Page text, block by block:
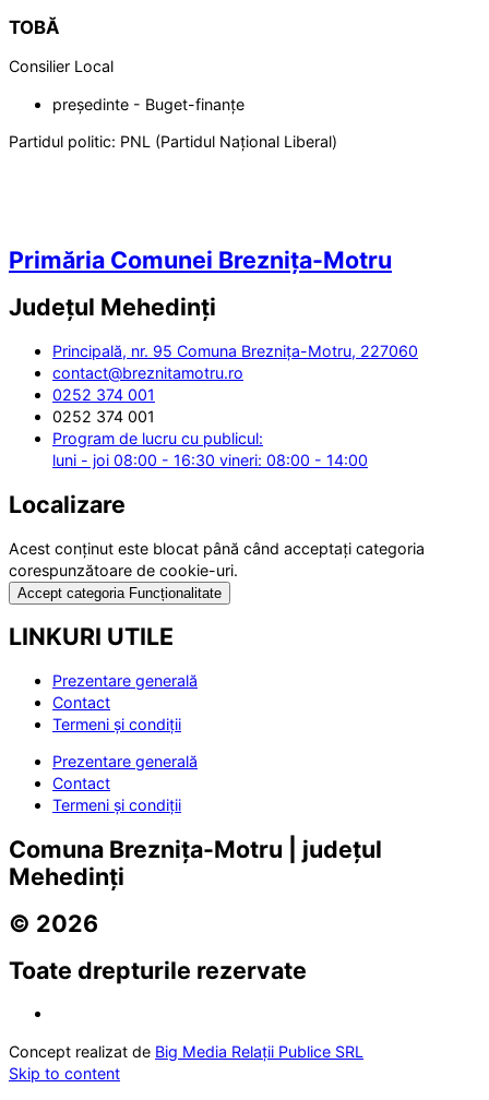
TOBĂ
Consilier Local
președinte - Buget-finanțe
Partidul politic: PNL (Partidul Național Liberal)
Primăria Comunei Breznița-Motru
Județul Mehedinți
Principală, nr. 95 Comuna Breznița-Motru, 227060
contact@breznitamotru.ro
0252 374 001
0252 374 001
Program de lucru cu publicul:
luni - joi 08:00 - 16:30 vineri: 08:00 - 14:00
Localizare
Acest conținut este blocat până când acceptați categoria
corespunzătoare de cookie-uri.
Accept categoria Funcționalitate
LINKURI UTILE
Prezentare generală
Contact
Termeni și condiții
Prezentare generală
Contact
Termeni și condiții
Comuna Breznița-Motru | județul
Mehedinți
© 2026
Toate drepturile rezervate
Concept realizat de Big Media Relații Publice SRL
Skip to content